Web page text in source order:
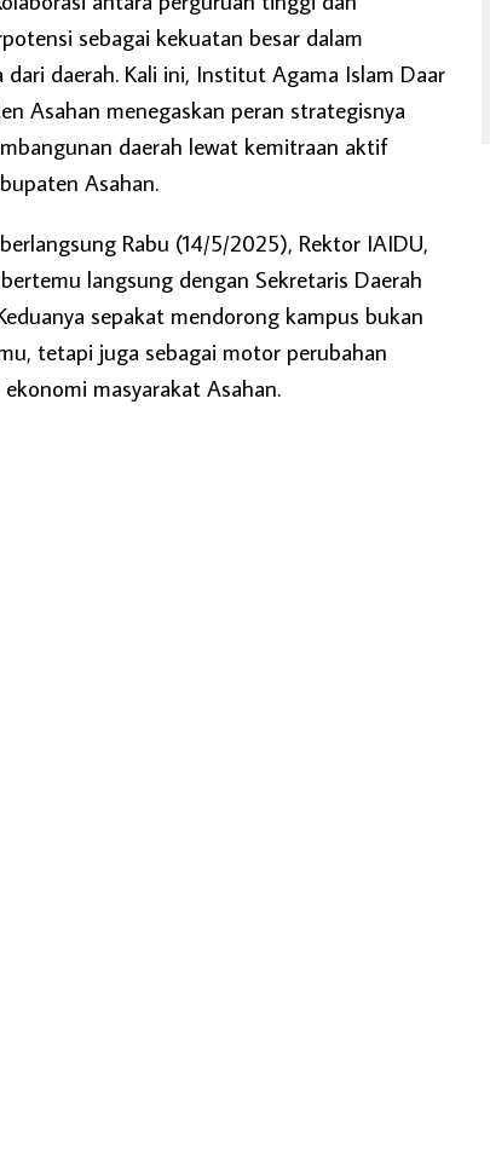
sebagai kekuatan besar dalam
daerah. Kali ini, Institut Agama Islam Daar
Asahan menegaskan peran strategisnya
daerah lewat kemitraan aktif
Asahan.
Rabu (14/5/2025), Rektor IAIDU,
langsung dengan Sekretaris Daerah
sepakat mendorong kampus bukan
tetapi juga sebagai motor perubahan
masyarakat Asahan.